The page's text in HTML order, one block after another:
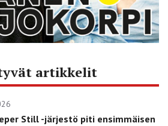
artikkelit
Still -järjestö piti ensimmäisen